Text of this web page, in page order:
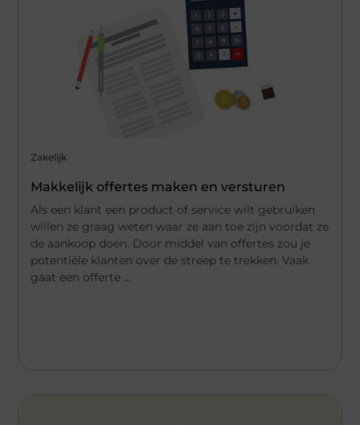
Zakelijk
Makkelijk offertes maken en versturen
Als een klant een product of service wilt gebruiken
willen ze graag weten waar ze aan toe zijn voordat ze
de aankoop doen. Door middel van offertes zou je
potentiële klanten over de streep te trekken. Vaak
gaat een offerte ...